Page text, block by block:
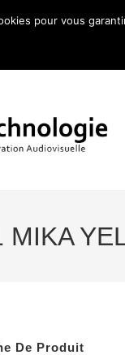
MIKA
De Produit
pour vous